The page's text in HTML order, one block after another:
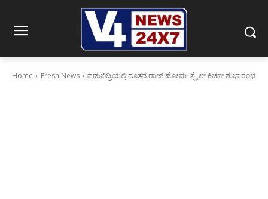
Home Fresh News ಪಡುಬಿದ್ರಿಯಲ್ಲಿ ನೂತನ ರಾಜ್ ಹೋಮ್ ಸ್ಟೈಲ್ ಕಿಚನ್ ಶುಭಾರಂಭ